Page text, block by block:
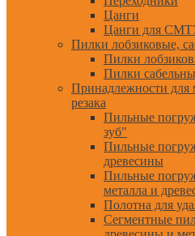
Цанги
Цанги для
Пилки лобзиковые,
Пилки
Пилки
Принадлежности для
резака
Пильные
зуб"
Пильные
древесины
Пильные
металла и
Полотна для
Сегментные